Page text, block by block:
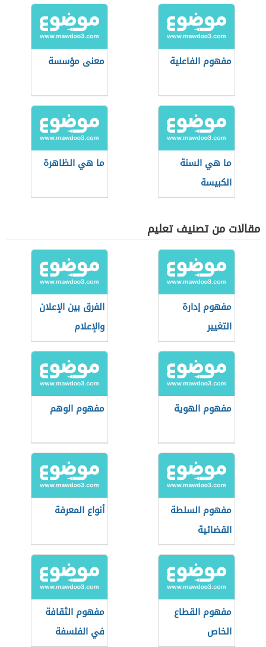
مفهوم الفاعلية معنى مؤسسة
ما هي السنة
الكبيسة
ما هي الظاهرة
مقالات من تصنيف تعليم
مفهوم إدارة
التغيير
الفرق بين الإعلان
والإعلام
مفهوم الهوية مفهوم الوهم
مفهوم السلطة
القضائية
أنواع المعرفة
مفهوم القطاع
الخاص
مفهوم الثقافة
في الفلسفة